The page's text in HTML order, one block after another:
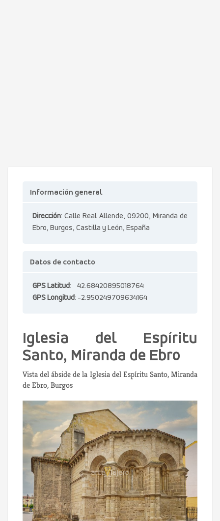
Información general
Dirección: Calle Real Allende, 09200, Miranda de
Ebro, Burgos, Castilla y León, España
Datos de contacto
GPS Latitud: 42.68420895018764
GPS Longitud: -2.950249709634164
Iglesia del Espíritu
Santo, Miranda de Ebro
Vista del ábside de la Iglesia del Espíritu Santo, Miranda
de Ebro, Burgos